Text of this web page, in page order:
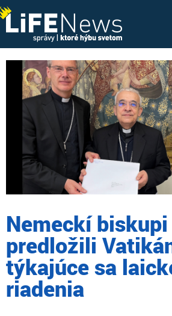
Nemeckí biskupi
predložili
týkajúce sa
riadenia